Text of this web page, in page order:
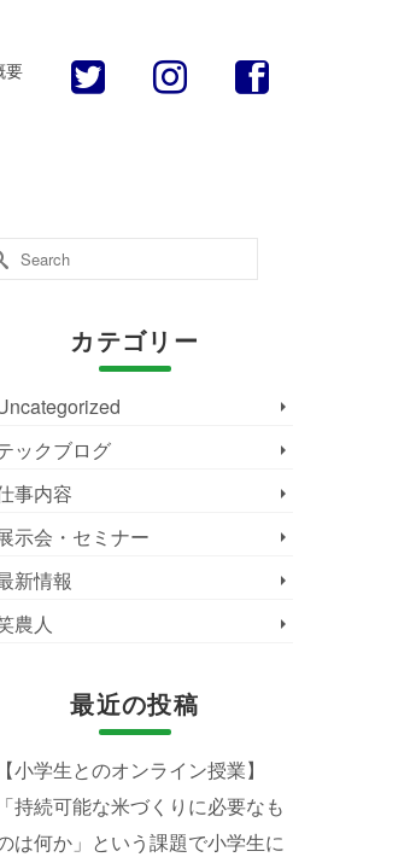
要
カテゴリー
ックブログ
事内容
示会・セミナー
新情報
農人
最近の投稿
【小学生とのオンライン授業】
「持続可能な米づくりに必要なも
は何か」という課題で小学生に